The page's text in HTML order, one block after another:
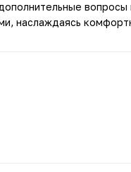
вопросы
наслаждаясь